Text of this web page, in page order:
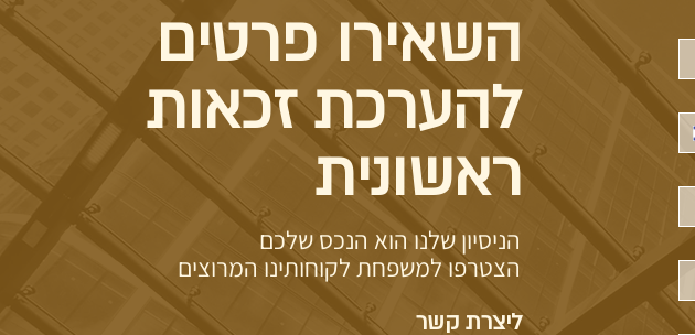
השאירו פרטים
להערכת זכאות
ראשונית
הניסיון שלנו הוא הנכס שלכם
הצטרפו למשפחת לקוחותינו המרוצים
ליצרת קשר